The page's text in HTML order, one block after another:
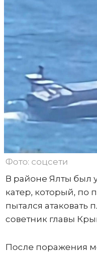
Фото: соцсети
В районе Ялты был
катер, который,
пытался атаковать
советник главы
После поражения